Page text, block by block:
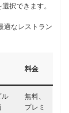
択できます。
適なレストラン
料金
ル
無料、
プレミ